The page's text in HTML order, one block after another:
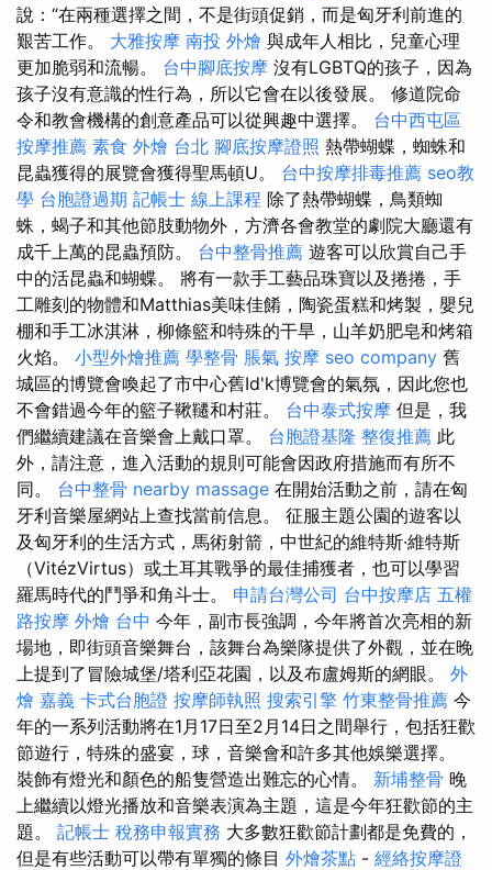
說：“在兩種選擇之間，不是街頭促銷，而是匈牙利前進的
艱苦工作。 大雅按摩 南投 外燴 與成年人相比，兒童心理
更加脆弱和流暢。 台中腳底按摩 沒有LGBTQ的孩子，因為
孩子沒有意識的性行為，所以它會在以後發展。 修道院命
令和教會機構的創意產品可以從興趣中選擇。 台中西屯區
按摩推薦 素食 外燴 台北 腳底按摩證照 熱帶蝴蝶，蜘蛛和
昆蟲獲得的展覽會獲得聖馬頓U。 台中按摩排毒推薦 seo教
學 台胞證過期 記帳士 線上課程 除了熱帶蝴蝶，鳥類蜘
蛛，蝎子和其他節肢動物外，方濟各會教堂的劇院大廳還有
成千上萬的昆蟲預防。 台中整骨推薦 遊客可以欣賞自己手
中的活昆蟲和蝴蝶。 將有一款手工藝品珠寶以及捲捲，手
工雕刻的物體和Matthias美味佳餚，陶瓷蛋糕和烤製，嬰兒
棚和手工冰淇淋，柳條籃和特殊的干旱，山羊奶肥皂和烤箱
火焰。 小型外燴推薦 學整骨 脹氣 按摩 seo company 舊
城區的博覽會喚起了市中心舊Id'k博覽會的氣氛，因此您也
不會錯過今年的籃子鞦韆和村莊。 台中泰式按摩 但是，我
們繼續建議在音樂會上戴口罩。 台胞證基隆 整復推薦 此
外，請注意，進入活動的規則可能會因政府措施而有所不
同。 台中整骨 nearby massage 在開始活動之前，請在匈
牙利音樂屋網站上查找當前信息。 征服主題公園的遊客以
及匈牙利的生活方式，馬術射箭，中世紀的維特斯·維特斯
（VitézVirtus）或土耳其戰爭的最佳捕獲者，也可以學習
羅馬時代的鬥爭和角斗士。 申請台灣公司 台中按摩店 五權
路按摩 外燴 台中 今年，副市長強調，今年將首次亮相的新
場地，即街頭音樂舞台，該舞台為樂隊提供了外觀，並在晚
上提到了冒險城堡/塔利亞花園，以及布盧姆斯的網眼。 外
燴 嘉義 卡式台胞證 按摩師執照 搜索引擎 竹東整骨推薦 今
年的一系列活動將在1月17日至2月14日之間舉行，包括狂歡
節遊行，特殊的盛宴，球，音樂會和許多其他娛樂選擇。
裝飾有燈光和顏色的船隻營造出難忘的心情。 新埔整骨 晚
上繼續以燈光播放和音樂表演為主題，這是今年狂歡節的主
題。 記帳士 稅務申報實務 大多數狂歡節計劃都是免費的，
但是有些活動可以帶有單獨的條目 外燴茶點 - 經絡按摩證